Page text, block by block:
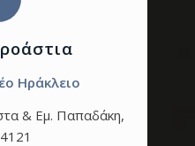
Ηράκλειο
& Εμ. Παπαδάκη,